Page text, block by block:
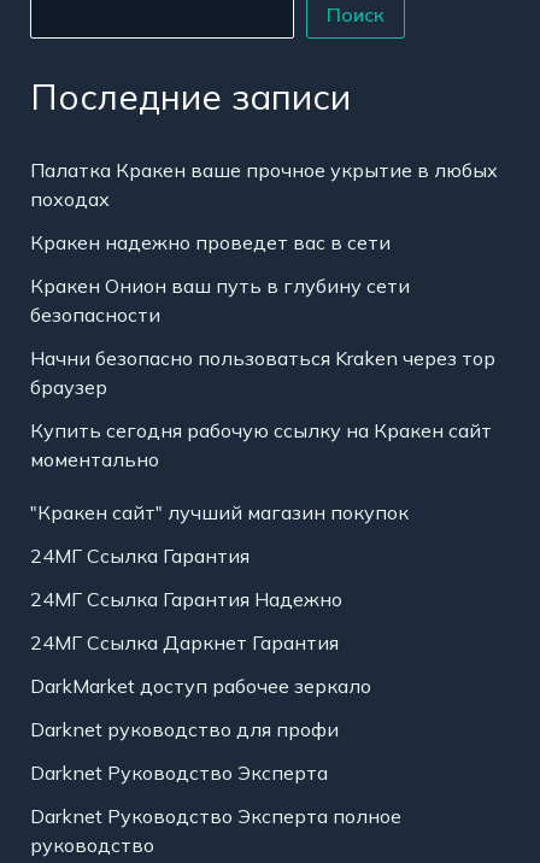
Поиск
Последние записи
Палатка Кракен ваше прочное укрытие в любых
походах
Кракен надежно проведет вас в сети
Кракен Онион ваш путь в глубину сети
безопасности
Начни безопасно пользоваться Kraken через тор
браузер
Купить сегодня рабочую ссылку на Кракен сайт
моментально
"Кракен сайт" лучший магазин покупок
24МГ Ссылка Гарантия
24МГ Ссылка Гарантия Надежно
24МГ Ссылка Даркнет Гарантия
DarkMarket доступ рабочее зеркало
Darknet руководство для профи
Darknet Руководство Эксперта
Darknet Руководство Эксперта полное
руководство